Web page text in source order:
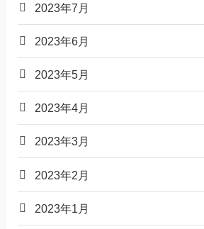
2023年7月
2023年6月
2023年5月
2023年4月
2023年3月
2023年2月
2023年1月